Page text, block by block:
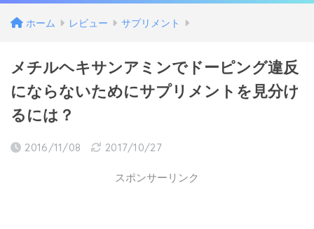
ホーム レビュー サプリメント
メチルヘキサンアミンでドーピング違反
にならないためにサプリメントを見分け
るには？
2016/11/08 2017/10/27
スポンサーリンク